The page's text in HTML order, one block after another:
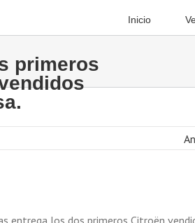
Inicio
primeros
entrega los dos primeros Citroën